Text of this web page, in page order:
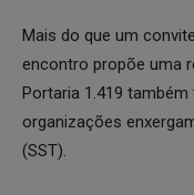
Mais do que um
encontro propõe uma
Portaria 1.419
organizações
(SST).